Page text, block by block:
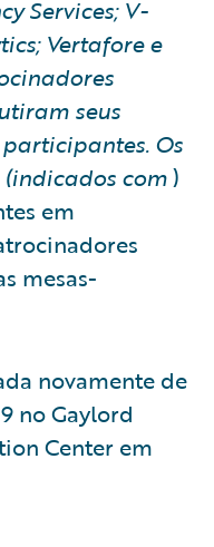
Services; V-
Vertafore e
seus
Os
com)
em
mesas-
novamente de
no Gaylord
Center em